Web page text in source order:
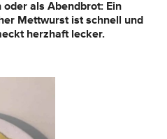
als Abendbrot: Ein
Mettwurst ist schnell und
herzhaft lecker.